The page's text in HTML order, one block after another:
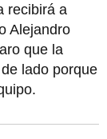
recibirá a
Alejandro
que la
lado porque